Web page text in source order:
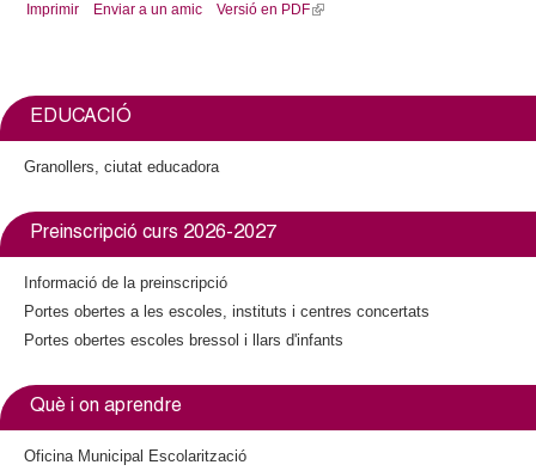
Imprimir Enviar a un amic Versió en PDF(
x
e
n
a
)
EDUCACIÓ
Granollers, ciutat educadora
Preinscripció curs 2026-2027
Informació de la preinscripció
Portes obertes a les escoles, instituts i centres concertats
Portes obertes escoles bressol i llars d'infants
Què i on aprendre
Oficina Municipal Escolarització